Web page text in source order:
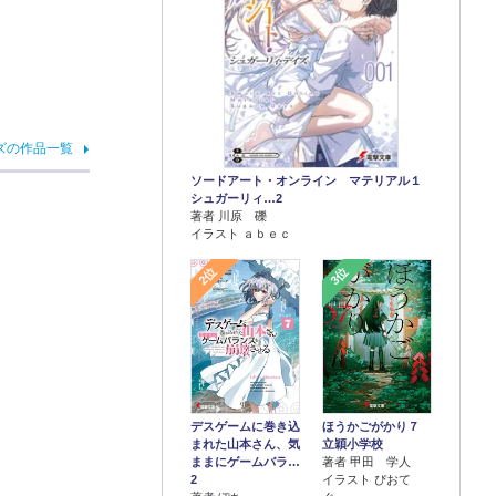
の作品一覧
ソードアート・オンライン マテリアル１
シュガーリィ…2
著者 川原 礫
イラスト ａｂｅｃ
2位
デスゲームに巻き込
まれた山本さん、気
ままにゲームバラ…
2
3位
ほうかごがかり７
立穎小学校
著者 甲田 学人
イラスト ぴおて